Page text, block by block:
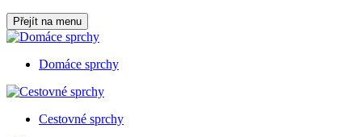
Přejít na menu
Domáce sprchy
Cestovné sprchy